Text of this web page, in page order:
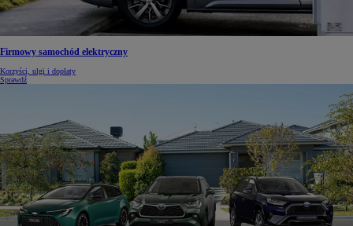
Firmowy samochód elektryczny
Korzyści, ulgi i dopłaty
Sprawdź